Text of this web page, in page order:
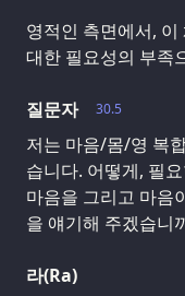
영적인 측면에서,
대한 필요성의 부족
30.5
질문자
저는 마음/몸/영 복
습니다. 어떻게, 필
마음을 그리고 마음
을 얘기해 주겠습니
라(Ra)